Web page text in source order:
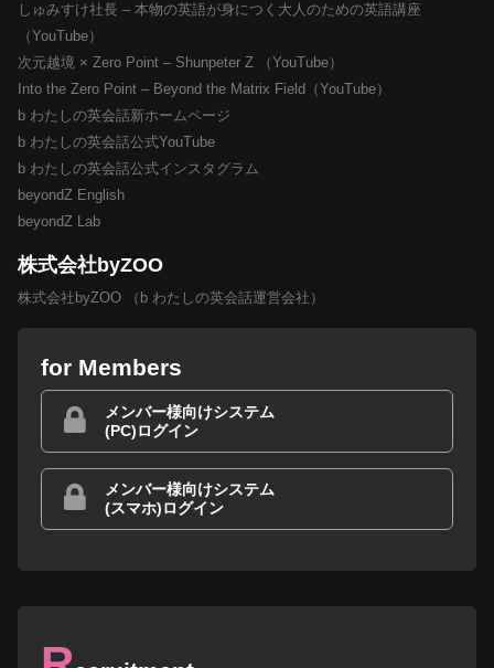
しゅみすけ社長 – 本物の英語が身につく大人のための英語講座
（YouTube）
次元越境 × Zero Point – Shunpeter Z （YouTube）
Into the Zero Point – Beyond the Matrix Field（YouTube）
b わたしの英会話新ホームページ
b わたしの英会話公式YouTube
b わたしの英会話公式インスタグラム
beyondZ English
beyondZ Lab
株式会社byZOO
株式会社byZOO （b わたしの英会話運営会社）
for Members
メンバー様向けシステム
(PC)ログイン
メンバー様向けシステム
(スマホ)ログイン